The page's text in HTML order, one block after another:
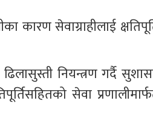
सेवाग्राहीलाई
नियन्त्रण गर्दै
सेवा